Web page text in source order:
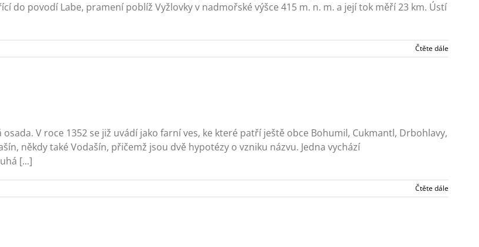
do povodí Labe, pramení poblíž Vyžlovky v nadmořské výšce 415 m. n. m. a její tok měří 23 km. Ústí
Čtěte dále
V roce 1352 se již uvádí jako farní ves, ke které patří ještě obce Bohumil, Cukmantl, Drbohlavy,
někdy také Vodašín, přičemž jsou dvě hypotézy o vzniku názvu. Jedna vychází
[...]
Čtěte dále